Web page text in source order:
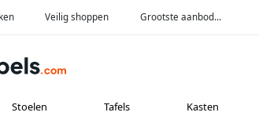
Veilig shoppen Grootste aanbod...
Stoelen Tafels Kasten